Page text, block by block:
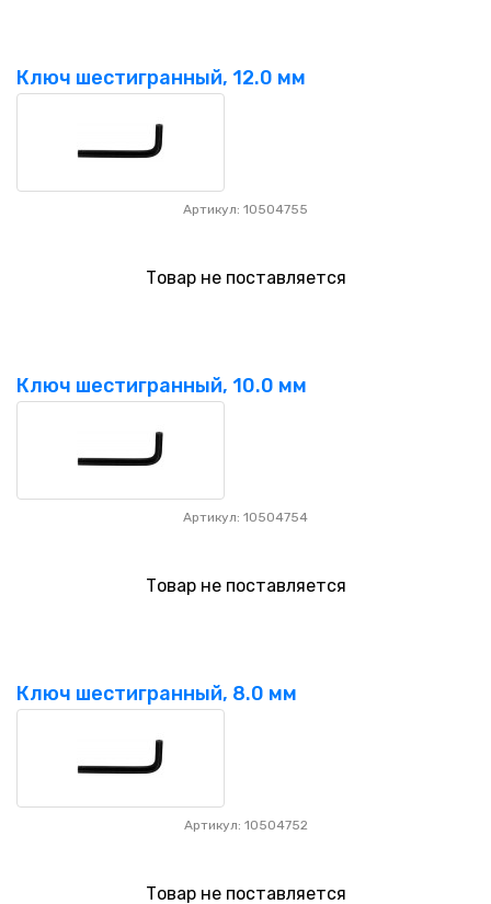
Ключ шестигранный, 12.0 мм
Артикул: 10504755
Товар не поставляется
Ключ шестигранный, 10.0 мм
Артикул: 10504754
Товар не поставляется
Ключ шестигранный, 8.0 мм
Артикул: 10504752
Товар не поставляется